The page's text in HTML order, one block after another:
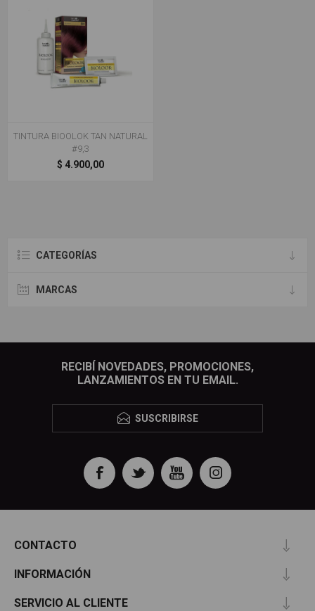
TINTURA BIOOLOK TAN NATURAL
#9,3
$ 4.900,00
CATEGORÍAS
MARCAS
RECIBÍ NOVEDADES, PROMOCIONES,
LANZAMIENTOS EN TU EMAIL.
SUSCRIBIRSE
CONTACTO
INFORMACIÓN
SERVICIO AL CLIENTE